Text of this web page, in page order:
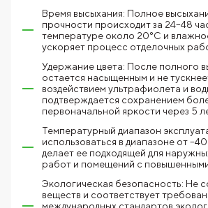
Время высыхания: Полное
прочности происходит за 24–48
температуре около 20°C и
ускоряет процесс отделочных
Удержание цвета: После полного
остается насыщенным и не
воздействием ультрафиолета и
подтверждается сохранением
первоначальной яркости через 5
Температурный диапазон
использоваться в диапазоне от
делает ее подходящей для
работ и помещений с
Экологическая безопасность: Не
веществ и соответствует
международных стандартов